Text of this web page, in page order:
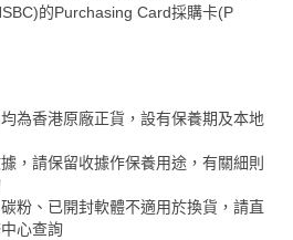
的Purchasing Card採購卡(P
為香港原廠正貨，設有保養期及本地
，請保留收據作保養用途，有關細則
粉、已開封軟體不適用於換貨，請直
心查詢